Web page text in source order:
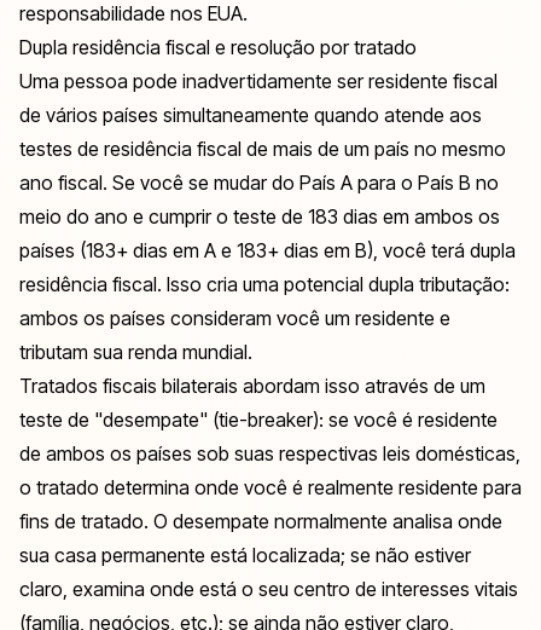
responsabilidade nos EUA.
Dupla residência fiscal e resolução por tratado
Uma pessoa pode inadvertidamente ser residente fiscal
de vários países simultaneamente quando atende aos
testes de residência fiscal de mais de um país no mesmo
ano fiscal. Se você se mudar do País A para o País B no
meio do ano e cumprir o teste de 183 dias em ambos os
países (183+ dias em A e 183+ dias em B), você terá dupla
residência fiscal. Isso cria uma potencial dupla tributação:
ambos os países consideram você um residente e
tributam sua renda mundial.
Tratados fiscais bilaterais abordam isso através de um
teste de "desempate" (tie-breaker): se você é residente
de ambos os países sob suas respectivas leis domésticas,
o tratado determina onde você é realmente residente para
fins de tratado. O desempate normalmente analisa onde
sua casa permanente está localizada; se não estiver
claro, examina onde está o seu centro de interesses vitais
(família, negócios, etc.); se ainda não estiver claro,